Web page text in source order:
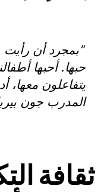
حبها. أحبها
يتفاعلون معها،
المدرب جون
ثقافة